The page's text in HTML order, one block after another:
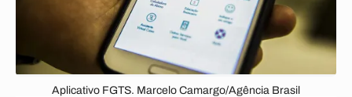
Aplicativo FGTS. Marcelo Camargo/Agência Brasil